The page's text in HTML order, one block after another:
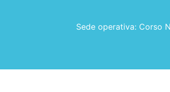
Sede operativa: Corso